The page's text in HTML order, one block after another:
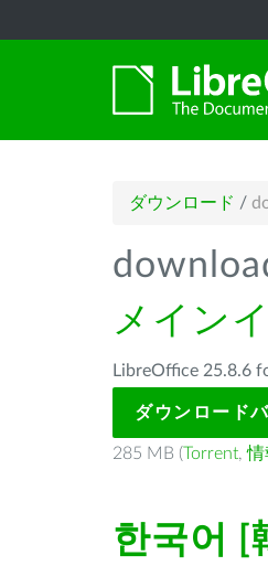
ダウンロード /
メイン
LibreOffice 25.8.6
ダウンロード
285 MB (Torrent,情
한국어 [